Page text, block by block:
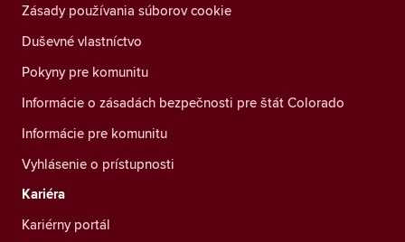
Zásady používania súborov cookie
Duševné vlastníctvo
Pokyny pre komunitu
Informácie o zásadách bezpečnosti pre štát Colorado
Informácie pre komunitu
Vyhlásenie o prístupnosti
Kariéra
Kariérny portál